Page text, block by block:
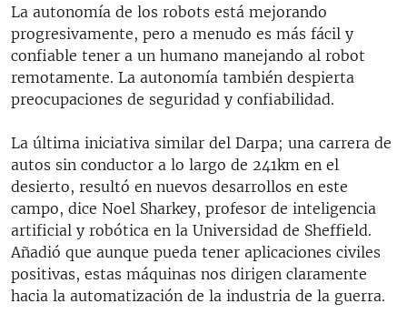
La autonomía de los robots está mejorando
progresivamente, pero a menudo es más fácil y
confiable tener a un humano manejando al robot
remotamente. La autonomía también despierta
preocupaciones de seguridad y confiabilidad.
La última iniciativa similar del Darpa; una carrera de
autos sin conductor a lo largo de 241km en el
desierto, resultó en nuevos desarrollos en este
campo, dice Noel Sharkey, profesor de inteligencia
artificial y robótica en la Universidad de Sheffield.
Añadió que aunque pueda tener aplicaciones civiles
positivas, estas máquinas nos dirigen claramente
hacia la automatización de la industria de la guerra.